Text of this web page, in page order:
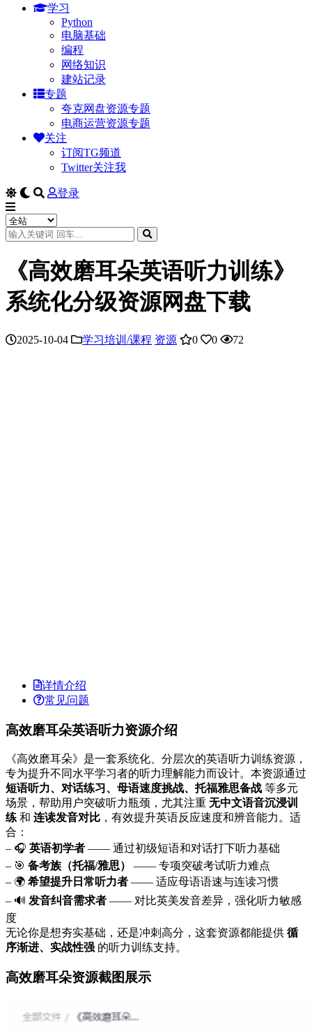
学习
Python
电脑基础
编程
网络知识
建站记录
专题
夸克网盘资源专题
电商运营资源专题
关注
订阅TG频道
Twitter关注我
登录
《高效磨耳朵英语听力训练》
系统化分级资源网盘下载
2025-10-04 学习培训/课程 资源 0 0 72
详情介绍
常见问题
高效磨耳朵英语听力资源介绍
《高效磨耳朵》是一套系统化、分层次的英语听力训练资源，
专为提升不同水平学习者的听力理解能力而设计。本资源通过
短语听力、对话练习、母语速度挑战、托福雅思备战 等多元
场景，帮助用户突破听力瓶颈，尤其注重 无中文语音沉浸训
练 和 连读发音对比 ，有效提升英语反应速度和辨音能力。适
合：
– 🎧 英语初学者 —— 通过初级短语和对话打下听力基础
– 🎯 备考族（托福/雅思）
—— 专项突破考试听力难点
– 🌍 希望提升日常听力者 —— 适应母语语速与连读习惯
– 🔊 发音纠音需求者 —— 对比英美发音差异，强化听力敏感
度
无论你是想夯实基础，还是冲刺高分，这套资源都能提供 循
序渐进、实战性强 的听力训练支持。
高效磨耳朵资源截图展示